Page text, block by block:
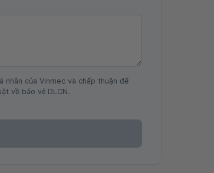
nhân của Vinmec và chấp thuận để
về bảo vệ DLCN.